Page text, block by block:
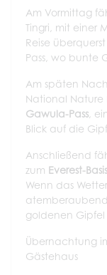
Am Vormittag
Tingri, mit einer
Reise
Pass, wo bunte
Am späten
National Nature
Gawula-Pass,
Blick auf die
Anschließend
zum Everest-
Wenn das
goldenen Gipfel
Übernachtung
Gästehaus